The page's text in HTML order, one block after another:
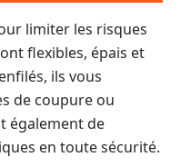
limiter les risques
flexibles, épais et
ils vous
de coupure ou
également de
en toute sécurité.